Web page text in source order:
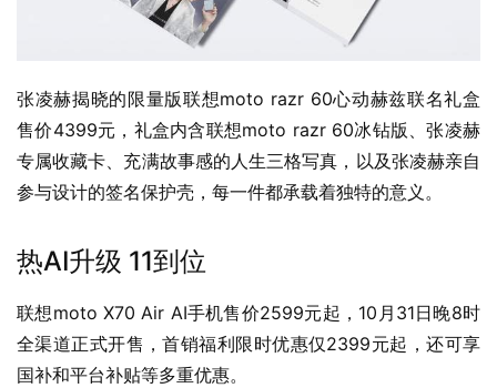
张凌赫揭晓的限量版联想moto razr 60心动赫兹联名礼盒
售价4399元，礼盒内含联想moto razr 60冰钻版、张凌赫
专属收藏卡、充满故事感的人生三格写真，以及张凌赫亲自
参与设计的签名保护壳，每一件都承载着独特的意义。
热AI升级 11到位
联想moto X70 Air AI手机售价2599元起，10月31日晚8时
全渠道正式开售，首销福利限时优惠仅2399元起，还可享
国补和平台补贴等多重优惠。